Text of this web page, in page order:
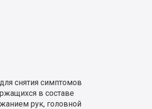
снятия симптомов
в составе
рук, головной